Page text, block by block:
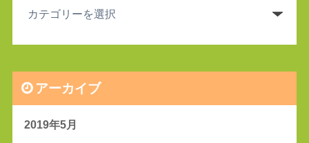
アーカイブ
2019年5月